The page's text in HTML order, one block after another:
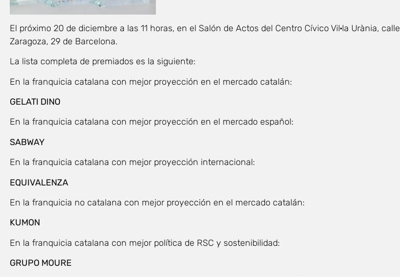
El próximo 20 de diciembre a las 11 horas, en el Salón de Actos del Centro Cívico Vil·la Urània, calle
Zaragoza, 29 de Barcelona.
La lista completa de premiados es la siguiente:
En la franquicia catalana con mejor proyección en el mercado catalán:
GELATI DINO
En la franquicia catalana con mejor proyección en el mercado español:
SABWAY
En la franquicia catalana con mejor proyección internacional:
EQUIVALENZA
En la franquicia no catalana con mejor proyección en el mercado catalán:
KUMON
En la franquicia catalana con mejor política de RSC y sostenibilidad:
GRUPO MOURE